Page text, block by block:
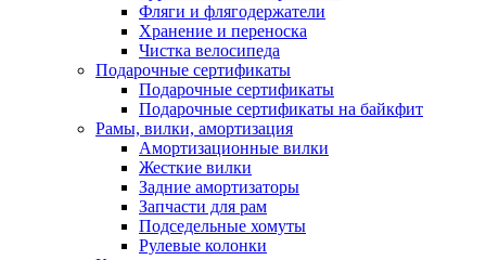
Фляги и флягодержатели
Хранение и переноска
Чистка велосипеда
Подарочные сертификаты
Подарочные сертификаты
Подарочные сертификаты на байкфит
Рамы, вилки, амортизация
Амортизационные вилки
Жесткие вилки
Задние амортизаторы
Запчасти для рам
Подседельные хомуты
Рулевые колонки